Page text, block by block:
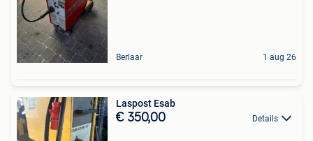
Berlaar 1 aug 26
Laspost Esab
€ 350,00 Details